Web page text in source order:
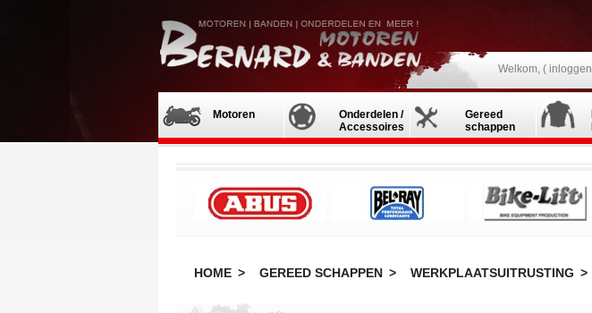
Welkom, ( inloggen
Motoren
Onderdelen /
Accessoires
Gereed
schappen
HOME > GEREED SCHAPPEN > WERKPLAATSUITRUSTING >